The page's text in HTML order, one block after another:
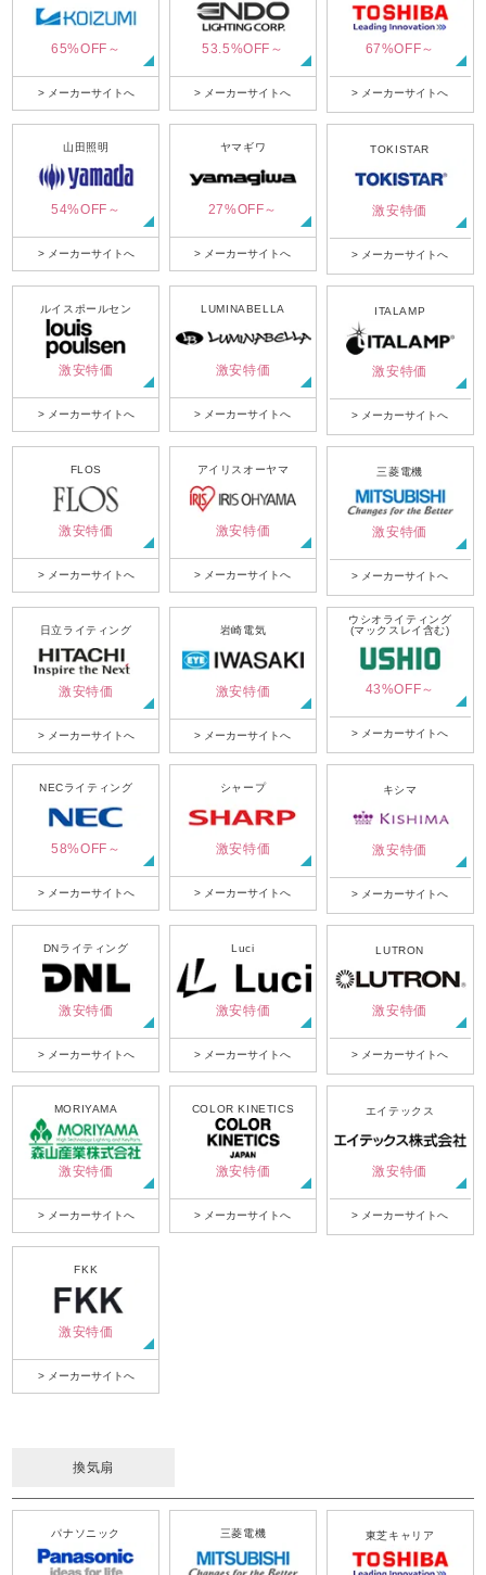
65%OFF～
> メーカーサイトへ
53.5%OFF～
> メーカーサイトへ
67%OFF～
> メーカーサイトへ
山田照明
54%OFF～
> メーカーサイトへ
ヤマギワ
27%OFF～
> メーカーサイトへ
TOKISTAR
激安特価
> メーカーサイトへ
ルイスポールセン
激安特価
> メーカーサイトへ
LUMINABELLA
激安特価
> メーカーサイトへ
ITALAMP
激安特価
> メーカーサイトへ
FLOS
激安特価
> メーカーサイトへ
アイリスオーヤマ
激安特価
> メーカーサイトへ
三菱電機
激安特価
> メーカーサイトへ
日立ライティング
激安特価
> メーカーサイトへ
岩崎電気
激安特価
> メーカーサイトへ
ウシオライティング
(マックスレイ含む)
43%OFF～
> メーカーサイトへ
NECライティング
58%OFF～
> メーカーサイトへ
シャープ
激安特価
> メーカーサイトへ
キシマ
激安特価
> メーカーサイトへ
DNライティング
激安特価
> メーカーサイトへ
Luci
激安特価
> メーカーサイトへ
LUTRON
激安特価
> メーカーサイトへ
MORIYAMA
激安特価
> メーカーサイトへ
COLOR KINETICS
激安特価
> メーカーサイトへ
エイテックス
激安特価
> メーカーサイトへ
FKK
激安特価
> メーカーサイトへ
換気扇
パナソニック 三菱電機 東芝キャリア